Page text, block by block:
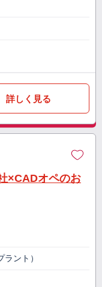
詳しく見る
オペのお
ント）